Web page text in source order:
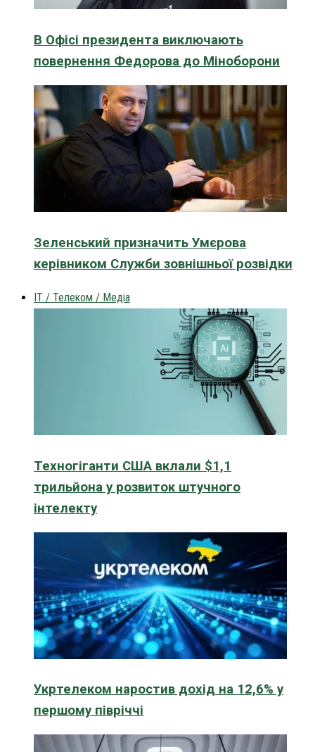
В Офісі президента виключають
повернення Федорова до Міноборони
Зеленський призначить Умєрова
керівником Служби зовнішньої розвідки
IT / Телеком / Медіа
Техногіганти США вклали $1,1
трильйона у розвиток штучного
інтелекту
Укртелеком наростив дохід на 12,6% у
першому півріччі